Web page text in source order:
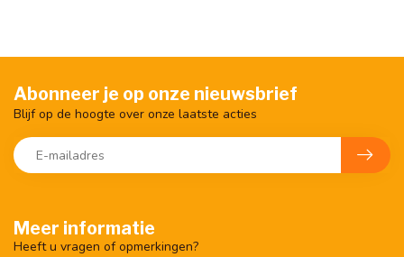
Meer informatie
Heeft u vragen of opmerkingen?
Abonneer je op onze nieuwsbrief
Blijf op de hoogte over onze laatste acties